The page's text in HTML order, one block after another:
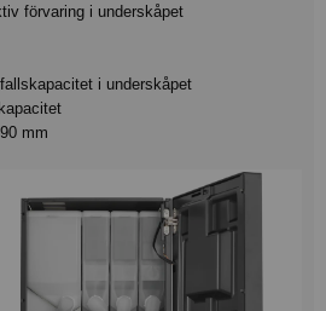
förvaring i underskåpet
i underskåpet
mm